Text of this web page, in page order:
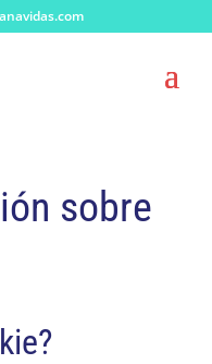
sobre